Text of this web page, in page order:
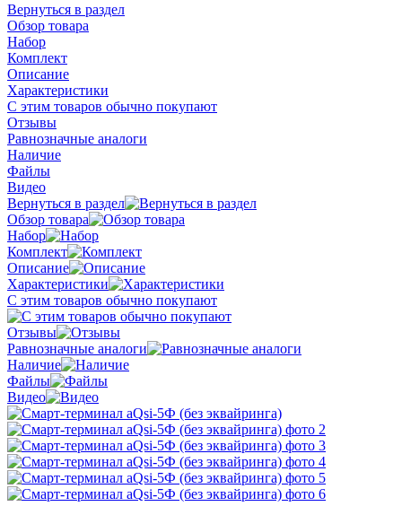
Вернуться в раздел
Обзор товара
Набор
Комплект
Описание
Характеристики
С этим товаров обычно покупают
Отзывы
Равнозначные аналоги
Наличие
Файлы
Видео
Вернуться в раздел
Обзор товара
Набор
Комплект
Описание
Характеристики
С этим товаров обычно покупают
Отзывы
Равнозначные аналоги
Наличие
Файлы
Видео